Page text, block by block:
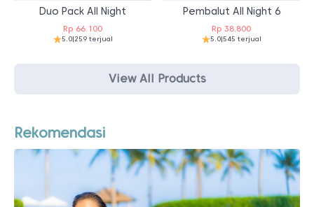
Duo Pack All Night
Rp 66.100
5.0|259 terjual
Pembalut All Night 6
Rp 38.800
5.0|545 terjual
View All Products
Rekomendasi